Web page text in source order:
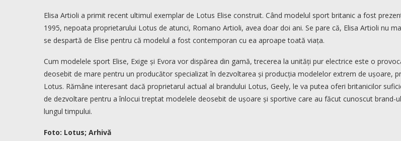
Elisa Artioli a primit recent ultimul exemplar de Lotus Elise construit. Când modelul sport britanic a fost
1995, nepoata proprietarului Lotus de atunci, Romano Artioli, avea doar doi ani. Se pare că, Elisa Artioli nu
se despartă de Elise pentru că modelul a fost contemporan cu ea aproape toată viața.
Cum modelele sport Elise, Exige și Evora vor dispărea din gamă, trecerea la unități pur electrice este o
deosebit de mare pentru un producător specializat în dezvoltarea și producția modelelor extrem de ușoare,
Lotus. Rămâne interesant dacă proprietarul actual al brandului Lotus, Geely, le va putea oferi britanicilor
de dezvoltare pentru a înlocui treptat modelele deosebit de ușoare și sportive care au făcut cunoscut brand-
lungul timpului.
Foto: Lotus; Arhivă